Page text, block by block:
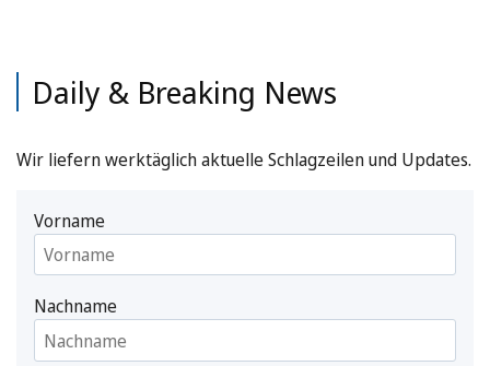
Daily & Breaking News
Wir liefern werktäglich aktuelle Schlagzeilen und Updates.
Vorname
Nachname